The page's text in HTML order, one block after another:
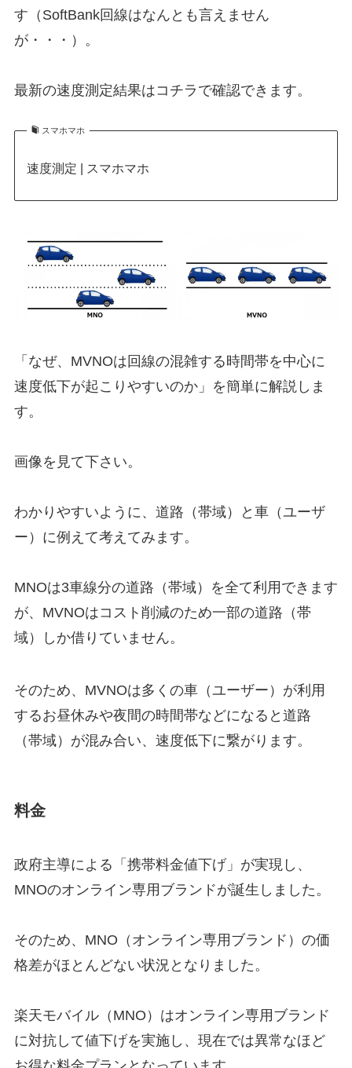
す（SoftBank回線はなんとも言えません
が・・・）。
最新の速度測定結果はコチラで確認できます。
スマホマホ
速度測定 | スマホマホ
「なぜ、MVNOは回線の混雑する時間帯を中心に
速度低下が起こりやすいのか」を簡単に解説しま
す。
画像を見て下さい。
わかりやすいように、道路（帯域）と車（ユーザ
ー）に例えて考えてみます。
MNOは3車線分の道路（帯域）を全て利用できます
が、MVNOはコスト削減のため一部の道路（帯
域）しか借りていません。
そのため、MVNOは多くの車（ユーザー）が利用
するお昼休みや夜間の時間帯などになると道路
（帯域）が混み合い、速度低下に繋がります。
料金
政府主導による「携帯料金値下げ」が実現し、
MNOのオンライン専用ブランドが誕生しました。
そのため、MNO（オンライン専用ブランド）の価
格差がほとんどない状況となりました。
楽天モバイル（MNO）はオンライン専用ブランド
に対抗して値下げを実施し、現在では異常なほど